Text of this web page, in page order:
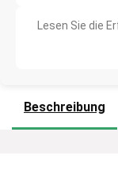
Lesen Sie die
Beschreibung